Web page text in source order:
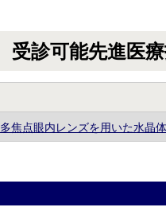
受診可能先進医
多焦点眼内レンズを用いた水晶